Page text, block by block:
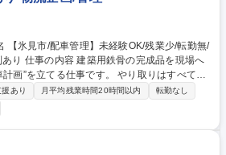
を現場へ
画”を立てる仕事です。 やり取りはすべて電
務です。 お客様の希望納期や荷下ろし順に合
クにどう積むかを考える“頭脳系”の段取り仕
いかに効率よく組み合わせるか、まるでパズ
験OK/
あり 月平均残業時間20時間以内
転勤なし